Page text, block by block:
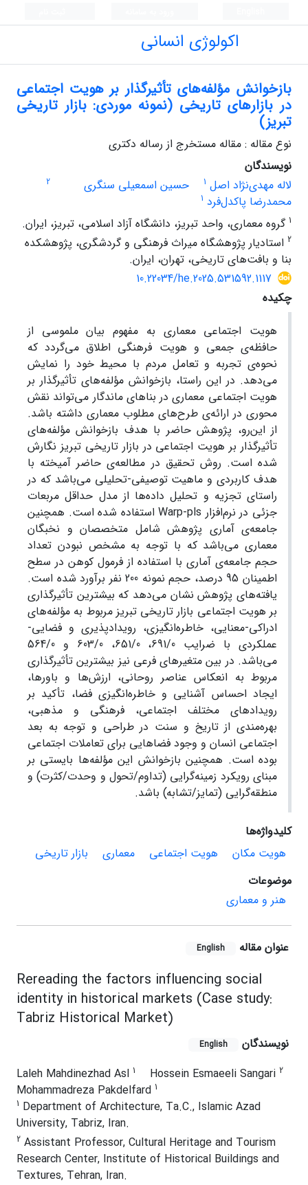
اکولوژی انسانی
بازخوانش مؤلفه‌های تأثیرگذار بر هویت اجتماعی
در بازارهای تاریخی (نمونه موردی: بازار تاریخی
تبریز)
نوع مقاله : مقاله مستخرج از رساله دکتری
نویسندگان
لاله مهدی‌نژاد اصل 1 حسین اسمعیلی سنگری 2
محمدرضا پاکدل‌فرد 1
1 گروه معماری، واحد تبریز، دانشگاه آزاد اسلامی، تبریز، ایران.
2 استادیار پژوهشگاه میراث فرهنگی و گردشگری، پژوهشکده
بنا و بافت‌های تاریخی، تهران، ایران.
10.22034/he.2025.531592.1117
چکیده
هویت اجتماعی معماری به مفهوم بیان ملموسی از
حافظه‌ی جمعی و هویت فرهنگی اطلاق می‌گردد که
نحوه‌ی تجربه و تعامل مردم با محیط خود را نمایش
می‌دهد. در این راستا، بازخوانش مؤلفه‌های تأثیرگذار بر
هویت اجتماعی معماری در بناهای ماندگار می‌تواند نقش
محوری در ارائه‌ی طرح‌های مطلوب معماری داشته باشد.
از این‌رو، پژوهش حاضر با هدف بازخوانش مؤلفه‌های
تأثیرگذار بر هویت اجتماعی در بازار تاریخی تبریز نگارش
شده است. روش تحقیق در مطالعه‌ی حاضر آمیخته با
هدف کاربردی و ماهیت توصیفی-تحلیلی می‌باشد که در
راستای تجزیه و تحلیل داده‌ها از مدل حداقل مربعات
جزئی در نرم‌افزار Warp-pls استفاده شده است. همچنین
جامعه‌ی آماری پژوهش شامل متخصصان و نخبگان
معماری می‌باشد که با توجه به مشخص نبودن تعداد
حجم جامعه‌ی آماری با استفاده از فرمول کوهن در سطح
اطمینان 95 درصد، حجم نمونه 200 نفر برآورد شده است.
یافته‌های پژوهش نشان می‌دهد که بیشترین تأثیرگذاری
بر هویت اجتماعی بازار تاریخی تبریز مربوط به مؤلفه‌های
ادراکی-معنایی، خاطره‌انگیزی، رویدادپذیری و فضایی-
عملکردی با ضرایب 691/0، 651/0، 603/0 و 564/0
می‌باشد. در بین متغیرهای فرعی نیز بیشترین تأثیرگذاری
مربوط به انعکاس عناصر روحانی، ارزش‌ها و باورها،
ایجاد احساس آشنایی و خاطره‌انگیزی فضا، تأکید بر
رویدادهای مختلف اجتماعی، فرهنگی و مذهبی،
بهره‌مندی از تاریخ و سنت در طراحی و توجه به بعد
اجتماعی انسان و وجود فضاهایی برای تعاملات اجتماعی
بوده است. همچنین بازخوانش این مؤلفه‌ها بایستی بر
مبنای رویکرد زمینه‌گرایی (تداوم/تحول و وحدت/کثرت) و
منطقه‌گرایی (تمایز/تشابه) باشد.
کلیدواژه‌ها
هویت مکان
هویت اجتماعی معماری
بازار تاریخی
موضوعات
هنر و معماری
عنوان مقاله English
Rereading the factors influencing social
identity in historical markets (Case study:
Tabriz Historical Market)
نویسندگان English
Laleh Mahdinezhad Asl 1 Hossein Esmaeeli Sangari 2
Mohammadreza Pakdelfard 1
1 Department of Architecture, Ta.C., Islamic Azad
University, Tabriz, Iran.
2 Assistant Professor, Cultural Heritage and Tourism
Research Center, Institute of Historical Buildings and
Textures, Tehran, Iran.